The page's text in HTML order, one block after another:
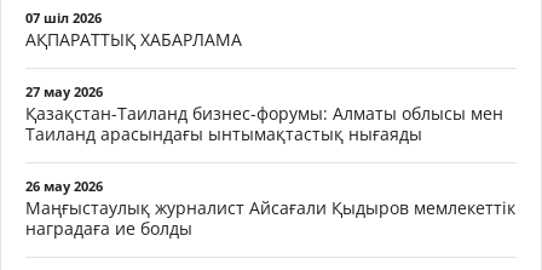
07 шіл 2026
АҚПАРАТТЫҚ ХАБАРЛАМА
27 мау 2026
Қазақстан-Таиланд бизнес-форумы: Алматы облысы мен
Таиланд арасындағы ынтымақтастық нығаяды
26 мау 2026
Маңғыстаулық журналист Айсағали Қыдыров мемлекеттік
наградаға ие болды